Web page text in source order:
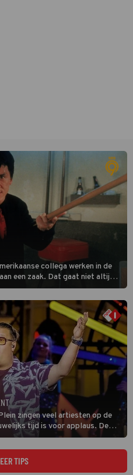
collega werken in de
een zaak. Dat gaat niet altijd
zingen veel artiesten op de
tijd is voor applaus. De
Jannes, René Froger en
zijn hit Zwoele Zomernachten.
TIPS